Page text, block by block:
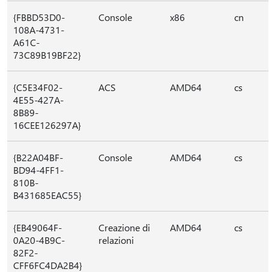
{FBBD53D0-
108A-4731-
A61C-
73C89B19BF22}
Console x86 cn
{C5E34F02-
4E55-427A-
8B89-
16CEE126297A}
ACS AMD64 cs
{B22A04BF-
BD94-4FF1-
810B-
B431685EAC55}
Console AMD64 cs
{EB49064F-
0A20-4B9C-
82F2-
CFF6FC4DA2B4}
Creazione di
relazioni
AMD64 cs